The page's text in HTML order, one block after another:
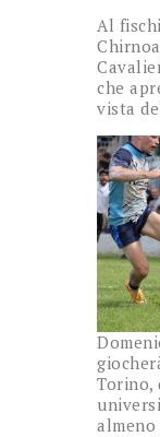
Al
che
vista
Torino,